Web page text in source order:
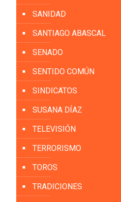
SANIDAD
SANTIAGO ABASCAL
SENADO
SENTIDO COMÚN
SINDICATOS
SUSANA DÍAZ
TELEVISIÓN
TERRORISMO
TOROS
TRADICIONES